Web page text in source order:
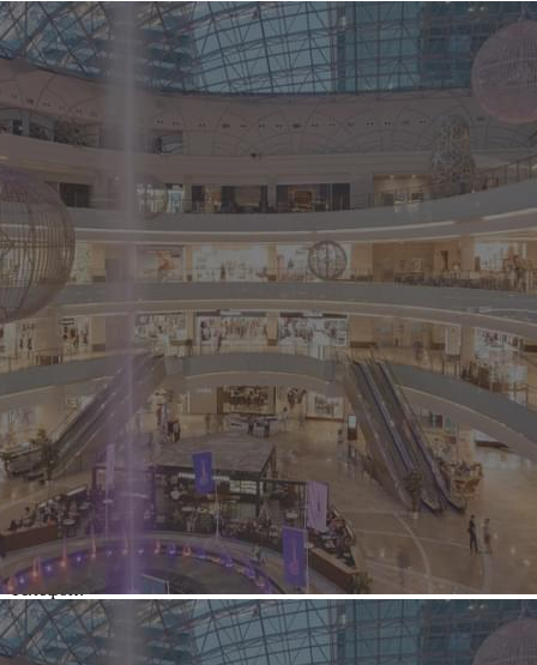
Давно на SHOPANDMALL.RU
Сопутствующая организация
Индикаторы Рынка Недвижимости IRN.RU ГК
Оставить заявку
Группа компаний «Индикаторы Рынка Недвижимости
IRN.RU» представляет собой независимую
профессиональную структуру, оказывающую полный
комплекс услуг в сфере информационно-аналитического
сопровождения, а также продвижения, рекламы и PR на
рынке недвижимости. В группу компаний ИРН входит
аналитический центр (исследования любой сложности по
всем сегментам рынка недвижимости и консалтинг),
подразделение по PR-обслуживанию и рекла...
1519 (+1)
Навигация
Контакты
О компании
Наши услуги
Оставьте заявку
Контактные данные
Получить бесплатную консультацию
Название:
Индикаторы Рынка Недвижимости IRN.RU ГК
Адрес:
105082, г. Москва, ул. Б.Почтовая, д. 26В, стр. 2, оф. 613
Телефон:
+7 495 223 66 43
Почта
irn@irn.ru